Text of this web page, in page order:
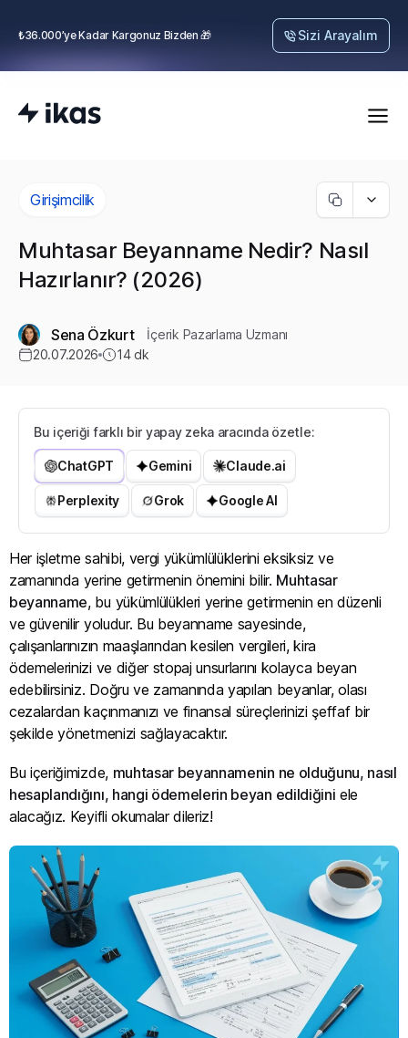
₺36.000’ye Kadar Kargonuz Bizden 🎁 Sizi Arayalım
Girişimcilik
Muhtasar Beyanname Nedir? Nasıl
Hazırlanır? (2026)
Sena Özkurt
İçerik Pazarlama Uzmanı
20.07.2026
14 dk
Bu içeriği farklı bir yapay zeka aracında özetle:
ChatGPT Gemini Claude.ai
Perplexity Grok Google AI
Her işletme sahibi, vergi yükümlülüklerini eksiksiz ve
zamanında yerine getirmenin önemini bilir. Muhtasar
beyanname, bu yükümlülükleri yerine getirmenin en düzenli
ve güvenilir yoludur. Bu beyanname sayesinde,
çalışanlarınızın maaşlarından kesilen vergileri, kira
ödemelerinizi ve diğer stopaj unsurlarını kolayca beyan
edebilirsiniz. Doğru ve zamanında yapılan beyanlar, olası
cezalardan kaçınmanızı ve finansal süreçlerinizi şeffaf bir
şekilde yönetmenizi sağlayacaktır.
Bu içeriğimizde, muhtasar beyannamenin ne olduğunu, nasıl
hesaplandığını, hangi ödemelerin beyan edildiğini ele
alacağız. Keyifli okumalar dileriz!